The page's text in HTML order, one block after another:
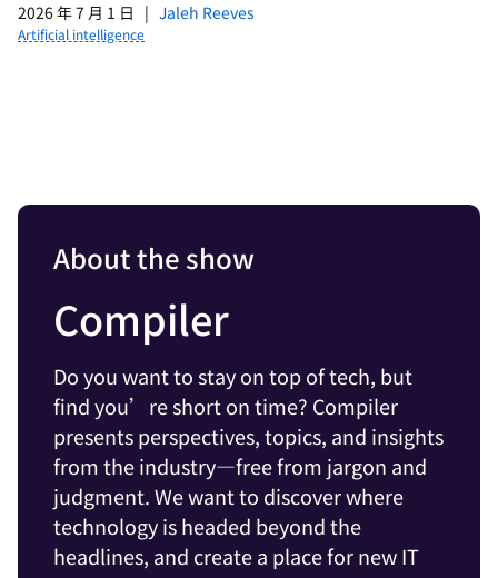
2026 年 7 月 1 日 | Jaleh Reeves
Artificial intelligence
About the show
Compiler
Do you want to stay on top of tech, but
find you’re short on time? Compiler
presents perspectives, topics, and insights
from the industry—free from jargon and
judgment. We want to discover where
technology is headed beyond the
headlines, and create a place for new IT